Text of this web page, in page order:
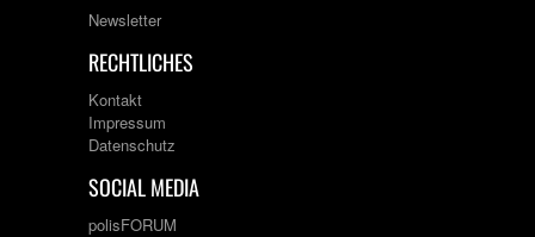
Newsletter
RECHTLICHES
Kontakt
Impressum
Datenschutz
SOCIAL MEDIA
polisFORUM